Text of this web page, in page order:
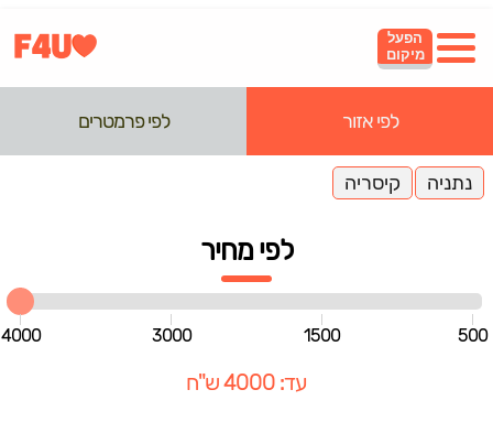
הפעל
מיקום
לפי אזור לפי פרמטרים
נתניה קיסריה
לפי מחיר
500
1500
3000
4000
עד: 4000 ש"ח